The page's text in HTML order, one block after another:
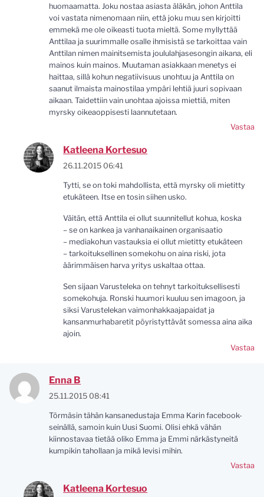
huomaamatta. Joku nostaa asiasta äläkän, johon Anttila
voi vastata nimenomaan niin, että joku muu sen kirjoitti
emmekä me ole oikeasti tuota mieltä. Some myllyttää
Anttilaa ja suurimmalle osalle ihmisistä se tarkoittaa vain
Anttilan nimen mainitsemista joululahjasesongin aikana, eli
mainos kuin mainos. Muutaman asiakkaan menetys ei
haittaa, sillä kohun negatiivisuus unohtuu ja Anttila on
saanut ilmaista mainostilaa ympäri lehtiä juuri sopivaan
aikaan. Taidettiin vain unohtaa ajoissa miettiä, miten
myrsky oikeaoppisesti laannutetaan.
Vastaa
Katleena Kortesuo
26.11.2015 06:41
Tytti, se on toki mahdollista, että myrsky oli mietitty
etukäteen. Itse en tosin siihen usko.
Väitän, että Anttila ei ollut suunnitellut kohua, koska
– se on kankea ja vanhanaikainen organisaatio
– mediakohun vastauksia ei ollut mietitty etukäteen
– tarkoituksellinen somekohu on aina riski, jota
äärimmäisen harva yritys uskaltaa ottaa.
Sen sijaan Varusteleka on tehnyt tarkoituksellisesti
somekohuja. Ronski huumori kuuluu sen imagoon, ja
siksi Varustelekan vaimonhakkaajapaidat ja
kansanmurhabaretit pöyristyttävät somessa aina aika
ajoin.
Vastaa
Enna B
25.11.2015 08:41
Törmäsin tähän kansanedustaja Emma Karin facebook-
seinällä, samoin kuin Uusi Suomi. Olisi ehkä vähän
kiinnostavaa tietää oliko Emma ja Emmi närkästyneitä
kumpikin tahollaan ja mikä levisi mihin.
Vastaa
Katleena Kortesuo